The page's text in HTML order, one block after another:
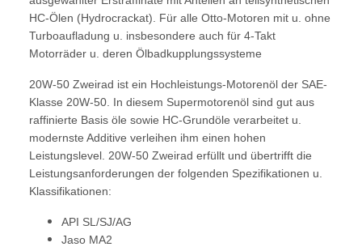
HC-Ölen (Hydrocrackat). Für alle Otto-Motoren mit u. ohne
Turboaufladung u. insbesondere auch für 4-Takt
Motorräder u. deren Ölbadkupplungssysteme
20W-50 Zweirad ist ein Hochleistungs-Motorenöl der SAE-
Klasse 20W-50. In diesem Supermotorenöl sind gut aus
raffinierte Basis öle sowie HC-Grundöle verarbeitet u.
modernste Additive verleihen ihm einen hohen
Leistungslevel. 20W-50 Zweirad erfüllt und übertrifft die
Leistungsanforderungen der folgenden Spezifikationen u.
Klassifikationen:
API SL/SJ/AG
Jaso MA2